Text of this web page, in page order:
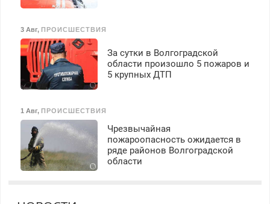
3 Авг, ПРОИСШЕСТВИЯ
За сутки в Волгоградской
области произошло 5 пожаров и
5 крупных ДТП
1 Авг, ПРОИСШЕСТВИЯ
Чрезвычайная
пожароопасность ожидается в
ряде районов Волгоградской
области